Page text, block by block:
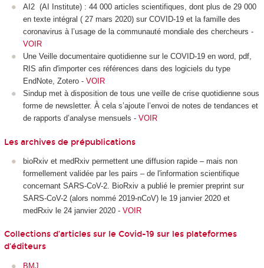
AI2 (AI Institute) : 44 000 articles scientifiques, dont plus de 29 000
en texte intégral ( 27 mars 2020) sur COVID-19 et la famille des
coronavirus à l’usage de la communauté mondiale des chercheurs -
VOIR
Une Veille documentaire quotidienne sur le COVID-19 en word, pdf,
RIS afin d'importer ces références dans des logiciels du type
EndNote, Zotero - VOIR
Sindup met à disposition de tous une veille de crise quotidienne sous
forme de newsletter. À cela s’ajoute l’envoi de notes de tendances et
de rapports d’analyse mensuels - VOIR
Les archives de prépublications
bioRxiv et medRxiv permettent une diffusion rapide – mais non
formellement validée par les pairs – de l'information scientifique
concernant SARS-CoV-2. BioRxiv a publié le premier preprint sur
SARS-CoV-2 (alors nommé 2019-nCoV) le 19 janvier 2020 et
medRxiv le 24 janvier 2020 - VOIR
Collections d’articles sur le Covid-19 sur les plateformes
d’éditeurs
BMJ